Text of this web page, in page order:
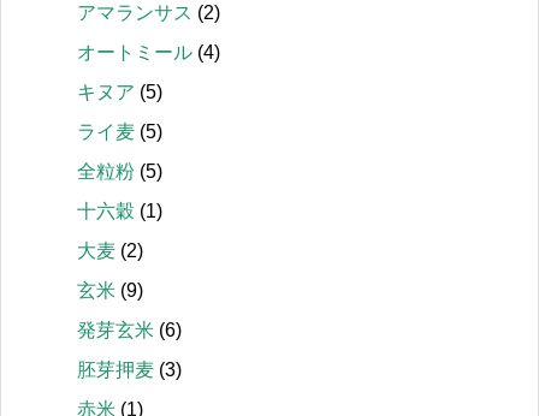
アマランサス (2)
オートミール (4)
キヌア (5)
ライ麦 (5)
全粒粉 (5)
十六穀 (1)
大麦 (2)
玄米 (9)
発芽玄米 (6)
胚芽押麦 (3)
赤米 (1)